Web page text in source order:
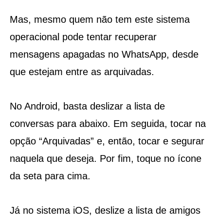
Mas, mesmo quem não tem este sistema
operacional pode tentar recuperar
mensagens apagadas no WhatsApp, desde
que estejam entre as arquivadas.
No Android, basta deslizar a lista de
conversas para abaixo. Em seguida, tocar na
opção “Arquivadas” e, então, tocar e segurar
naquela que deseja. Por fim, toque no ícone
da seta para cima.
Já no sistema iOS, deslize a lista de amigos